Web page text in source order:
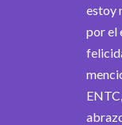
estoy
por el